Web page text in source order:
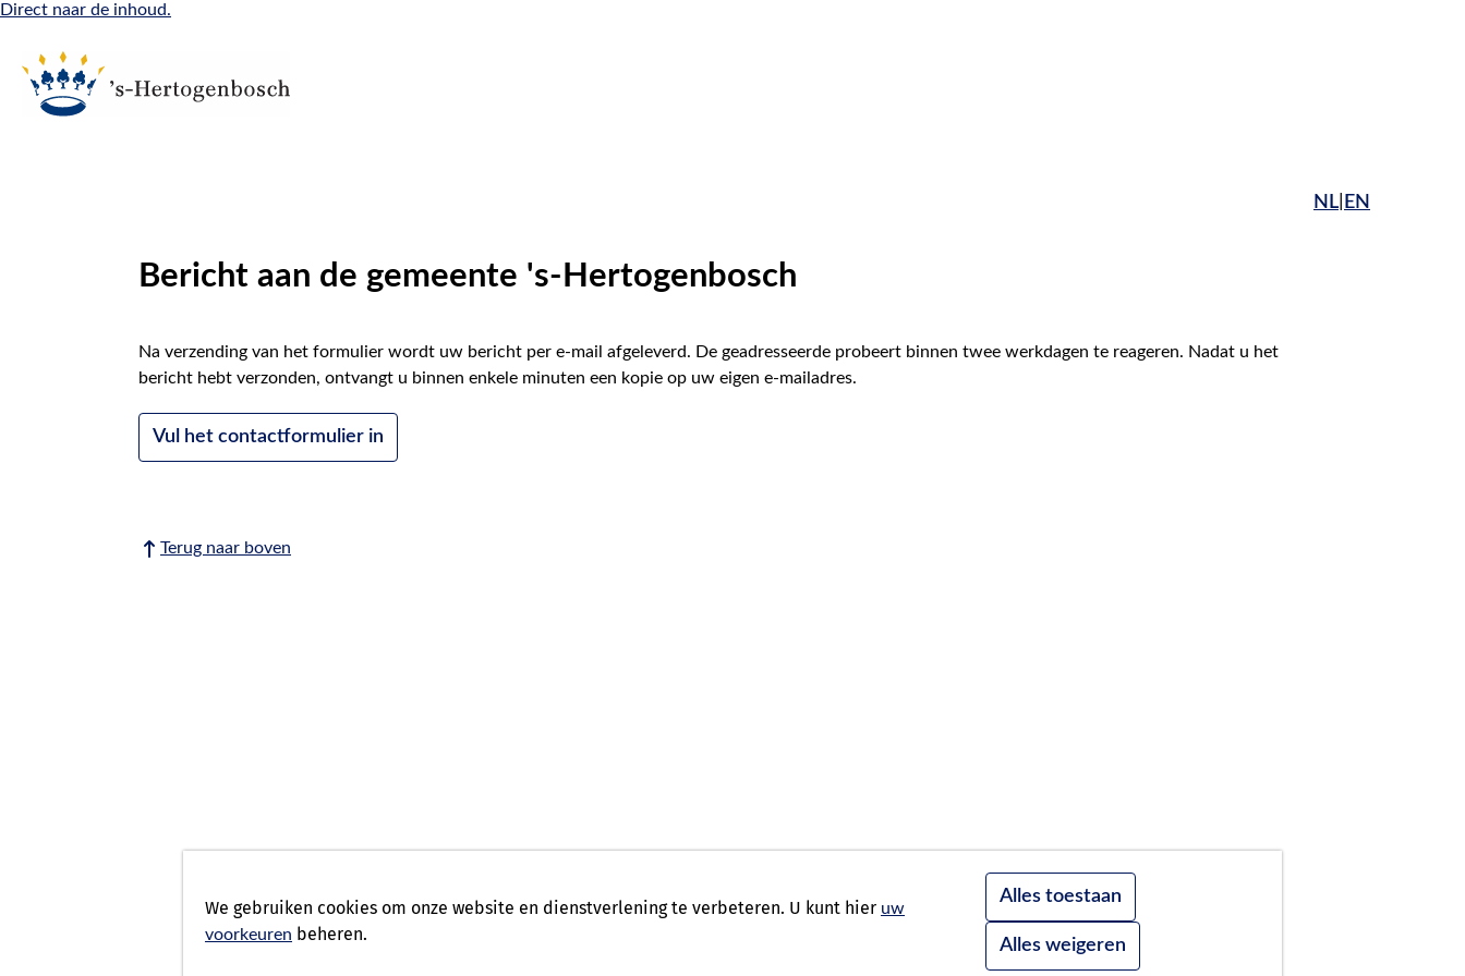
Direct naar de inhoud.
NL| EN
Bericht aan de gemeente 's-Hertogenbosch
Na verzending van het formulier wordt uw bericht per e-mail afgeleverd. De geadresseerde probeert binnen twee werkdagen te reageren. Nadat u het
bericht hebt verzonden, ontvangt u binnen enkele minuten een kopie op uw eigen e-mailadres.
Vul het contactformulier in
Terug naar boven
We gebruiken cookies om onze website en dienstverlening te verbeteren. U kunt hier uw
voorkeuren beheren.
Alles toestaan
Alles weigeren